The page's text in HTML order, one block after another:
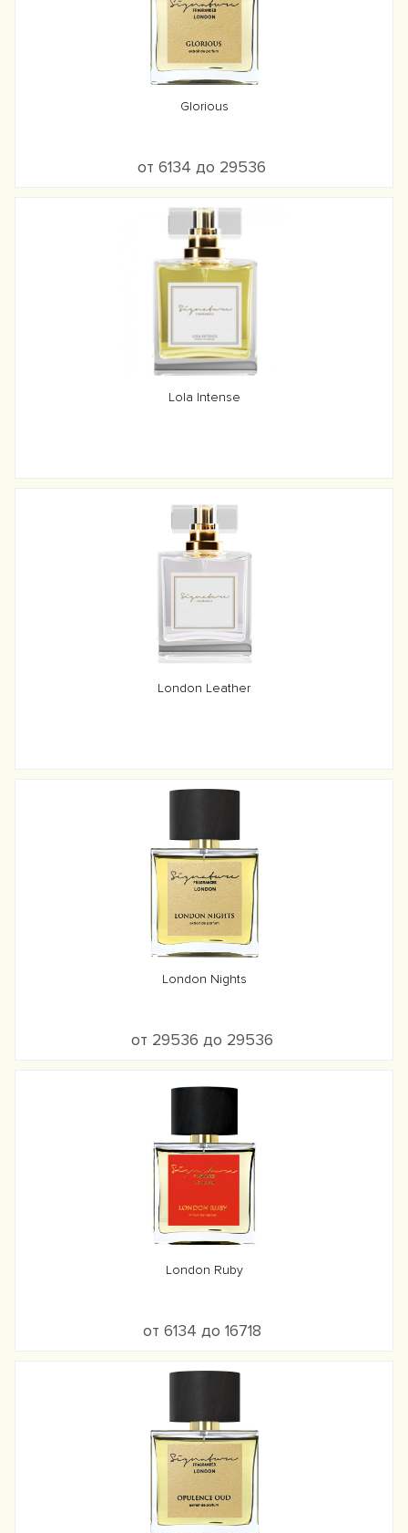
Glorious
от 6134 до 29536
Lola Intense
London Leather
London Nights
от 29536 до 29536
London Ruby
от 6134 до 16718